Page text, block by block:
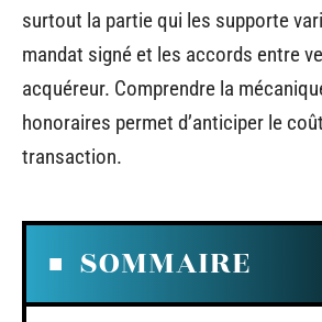
surtout la partie qui les supporte
mandat signé et les accords entre
acquéreur. Comprendre la
honoraires permet d’anticiper le
transaction.
SOMMAIRE